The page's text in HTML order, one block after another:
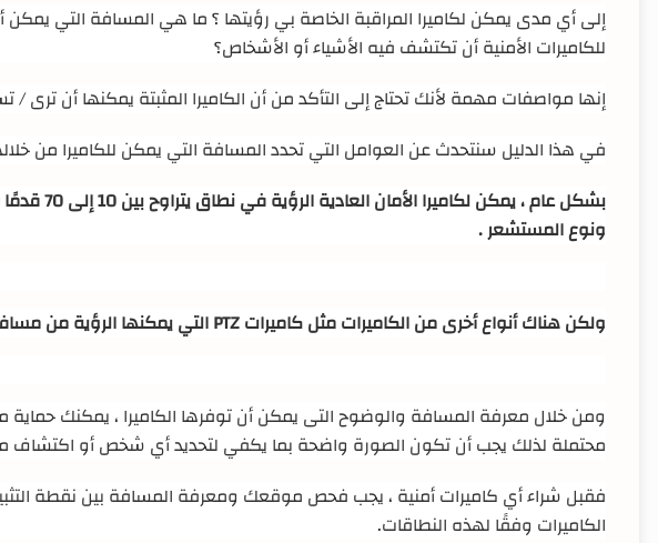
إلى أي مدى يمكن لكاميرا المراقبة الخاصة بي رؤيتها ؟ ما هي المسافة التي
للكاميرات الأمنية أن تكتشف فيه الأشياء أو الأشخاص؟
إنها مواصفات مهمة لأنك تحتاج إلى التأكد من أن الكاميرا المثبتة يمكنها أن
في هذا الدليل سنتحدث عن العوامل التي تحدد المسافة التي يمكن للكاميرا من
ونوع المستشعر.
ولكن هناك أنواع أخرى من الكاميرات مثل كاميراتPTZالتي يمكنها الرؤية من مسافات
ومن خلال معرفة المسافة والوضوح التى يمكن أن توفرها الكاميرا ، يمكنك
محتملة لذلك يجب أن تكون الصورة واضحة بما يكفي لتحديد أي شخص أو اكتشاف
فقبل شراء أي كاميرات أمنية ، يجب فحص موقعك ومعرفة المسافة بين نقطة
الكاميرات وفقًا لهذه النطاقات.